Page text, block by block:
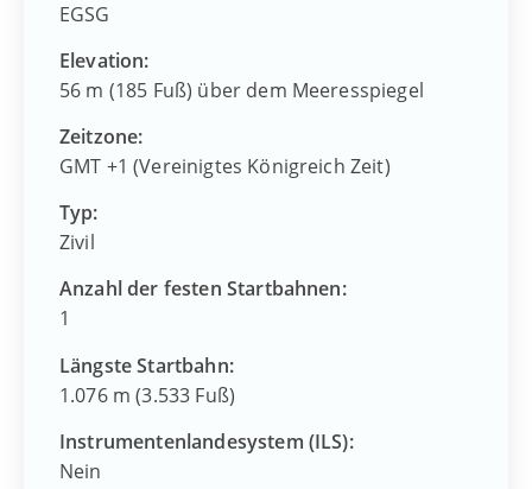
EGSG
Elevation:
56 m (185 Fuß) über dem Meeresspiegel
Zeitzone:
GMT +1 (Vereinigtes Königreich Zeit)
Typ:
Zivil
Anzahl der festen Startbahnen:
1
Längste Startbahn:
1.076 m (3.533 Fuß)
Instrumentenlandesystem (ILS):
Nein